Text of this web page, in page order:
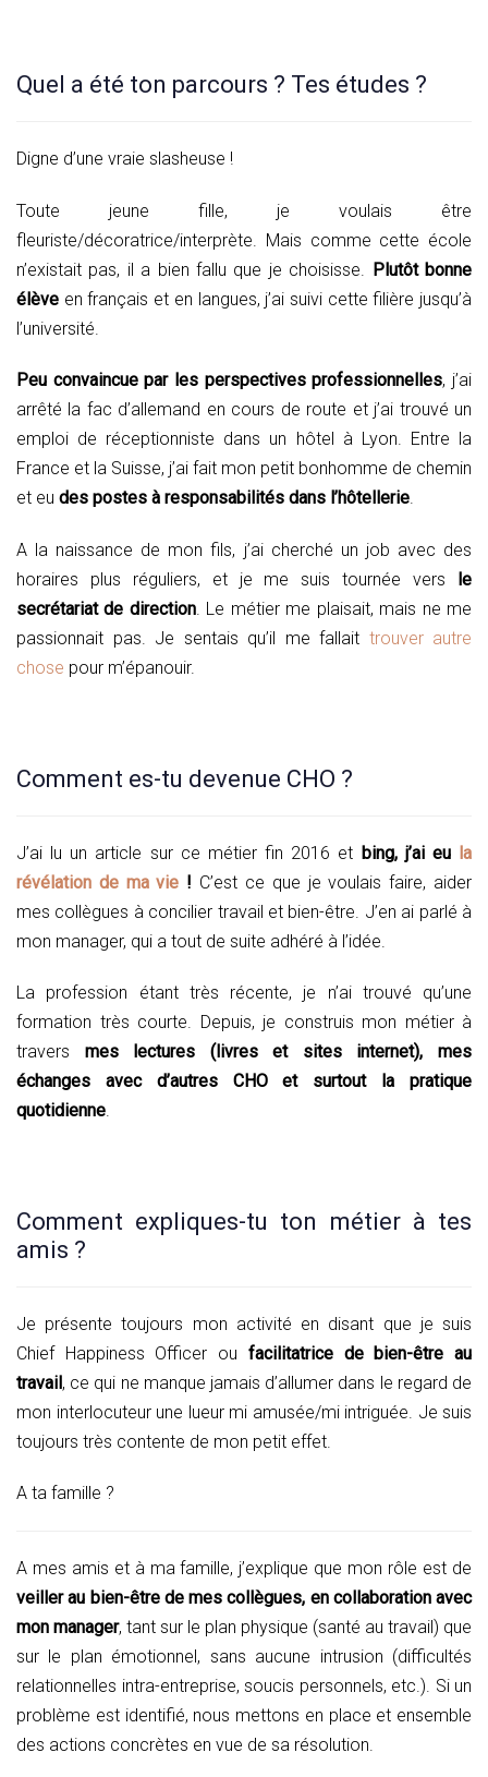
Quel a été ton parcours ? Tes études ?
Digne d’une vraie slasheuse !
Toute jeune fille, je voulais être
fleuriste/décoratrice/interprète. Mais comme cette école
n’existait pas, il a bien fallu que je choisisse. Plutôt bonne
élève en français et en langues, j’ai suivi cette filière jusqu’à
l’université.
Peu convaincue par les perspectives professionnelles, j’ai
arrêté la fac d’allemand en cours de route et j’ai trouvé un
emploi de réceptionniste dans un hôtel à Lyon. Entre la
France et la Suisse, j’ai fait mon petit bonhomme de chemin
et eu des postes à responsabilités dans l’hôtellerie.
A la naissance de mon fils, j’ai cherché un job avec des
horaires plus réguliers, et je me suis tournée vers
le
secrétariat de direction. Le métier me plaisait, mais ne me
passionnait pas. Je sentais qu’il me fallait trouver autre
chose pour m’épanouir.
Comment es-tu devenue CHO ?
J’ai lu un article sur ce métier fin 2016 et bing, j’ai eu la
révélation de ma vie ! C’est ce que je voulais faire, aider
mes collègues à concilier travail et bien-être. J’en ai parlé à
mon manager, qui a tout de suite adhéré à l’idée.
La profession étant très récente, je n’ai trouvé qu’une
formation très courte. Depuis, je construis mon métier à
travers mes lectures (livres et sites internet), mes
échanges avec d’autres CHO et surtout la pratique
quotidienne.
Comment expliques-tu ton métier à tes
amis ?
Je présente toujours mon activité en disant que je suis
Chief Happiness Officer ou facilitatrice de bien-être au
travail, ce qui ne manque jamais d’allumer dans le regard de
mon interlocuteur une lueur mi amusée/mi intriguée. Je suis
toujours très contente de mon petit effet.
A ta famille ?
A mes amis et à ma famille, j’explique que mon rôle est de
veiller au bien-être de mes collègues, en collaboration avec
mon manager, tant sur le plan physique (santé au travail) que
sur le plan émotionnel, sans aucune intrusion (difficultés
relationnelles intra-entreprise, soucis personnels, etc.). Si un
problème est identifié, nous mettons en place et ensemble
des actions concrètes en vue de sa résolution.